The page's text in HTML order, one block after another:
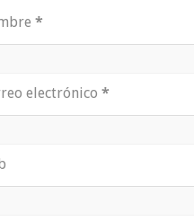
*
electrónico *